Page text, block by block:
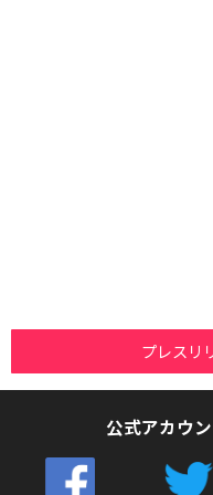
プレスリ
公式アカウ